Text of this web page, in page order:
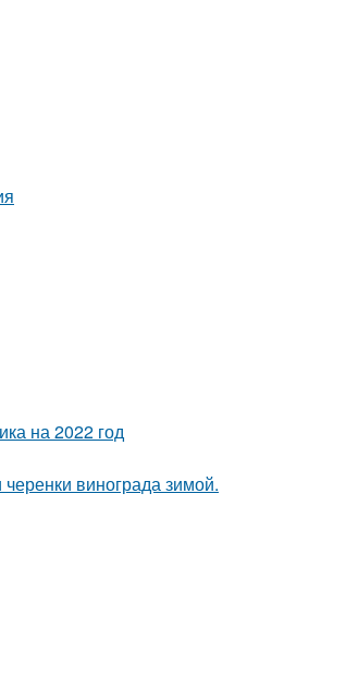
на 2022 год
винограда зимой.